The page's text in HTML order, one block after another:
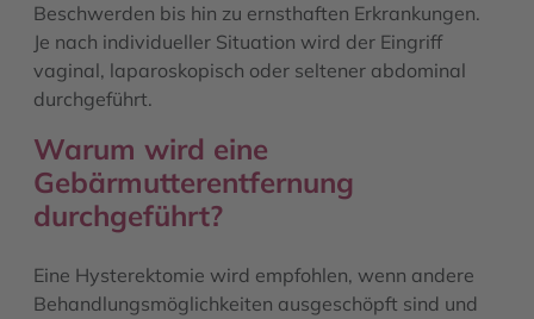
Beschwerden bis hin zu ernsthaften Erkrankungen.
Je nach individueller Situation wird der Eingriff
vaginal, laparoskopisch oder seltener abdominal
durchgeführt.
Warum wird eine
Gebärmutterentfernung
durchgeführt?
Eine Hysterektomie wird empfohlen, wenn andere
Behandlungsmöglichkeiten ausgeschöpft sind und